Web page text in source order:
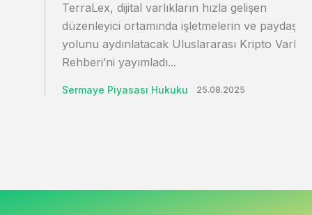
TerraLex, dijital varlıkların hızla gelişen
düzenleyici ortamında işletmelerin ve
yolunu aydınlatacak Uluslararası Kripto
Rehberi’ni yayımladı...
Sermaye Piyasası Hukuku 25.08.2025